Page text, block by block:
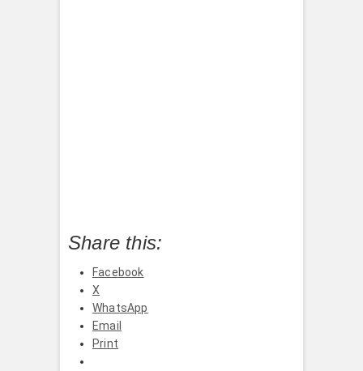
Share this:
Facebook
X
WhatsApp
Email
Print